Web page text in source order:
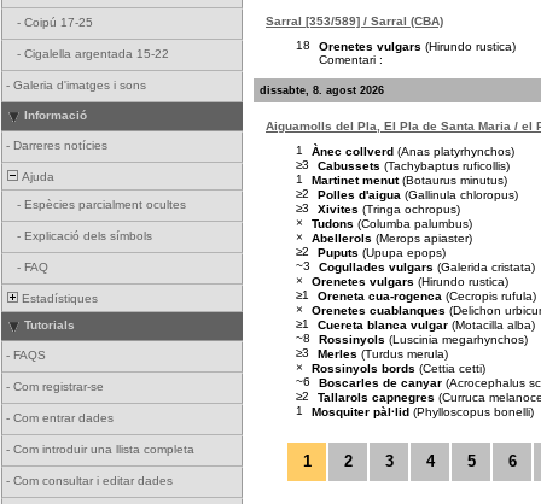
- Coipú 17-25
- Cigalella argentada 15-22
- Galeria d'imatges i sons
Informació
- Darreres notícies
Ajuda
- Espècies parcialment ocultes
- Explicació dels símbols
- FAQ
Estadístiques
Tutorials
- FAQS
- Com registrar-se
- Com entrar dades
- Com introduir una llista completa
- Com consultar i editar dades
Sarral [353/589] / Sarral (CBA)
18
Orenetes vulgars (Hirundo rustica)
Comentari :
dissabte, 8. agost 2026
Aiguamolls del Pla, El Pla de Santa Maria / el
1
Ànec collverd (Anas platyrhynchos)
≥3
Cabussets (Tachybaptus ruficollis)
1
Martinet menut (Botaurus minutus)
≥2
Polles d'aigua (Gallinula chloropus)
≥3
Xivites (Tringa ochropus)
×
Tudons (Columba palumbus)
×
Abellerols (Merops apiaster)
≥2
Puputs (Upupa epops)
~3
Cogullades vulgars (Galerida cristata)
×
Orenetes vulgars (Hirundo rustica)
≥1
Oreneta cua-rogenca (Cecropis rufula)
×
Orenetes cuablanques (Delichon
≥1
Cuereta blanca vulgar (Motacilla alba)
~8
Rossinyols (Luscinia megarhynchos)
≥3
Merles (Turdus merula)
×
Rossinyols bords (Cettia cetti)
~6
Boscarles de canyar (Acrocephalus
≥2
Tallarols capnegres (Curruca
1
Mosquiter pàl·lid (Phylloscopus bonelli)
1 2 3 4 5 6